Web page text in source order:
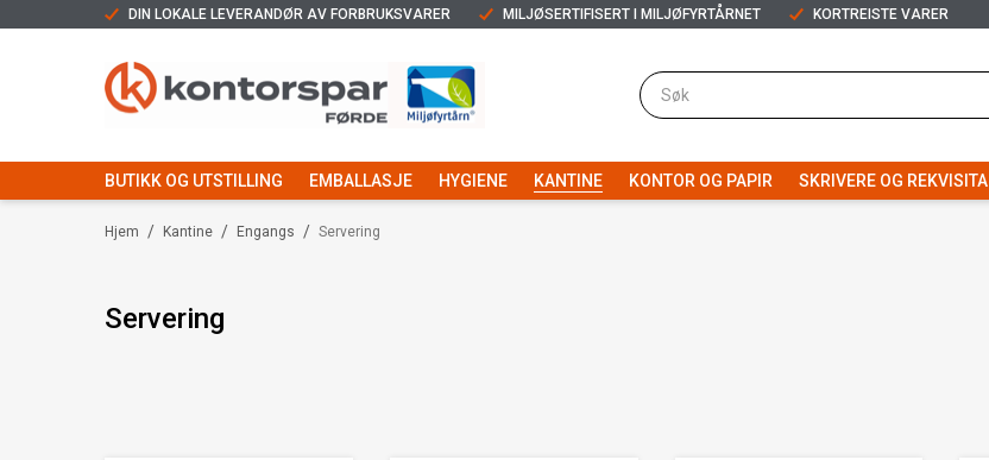
DIN LOKALE LEVERANDØR AV FORBRUKSVARER MILJØSERTIFISERT I MILJØFYRTÅRNET KORTREISTE VARER
BUTIKK OG UTSTILLING EMBALLASJE HYGIENE KANTINE KONTOR OG PAPIR SKRIVERE OG REKVISITA
/
Hjem /
Kantine /
Engangs Servering
Servering